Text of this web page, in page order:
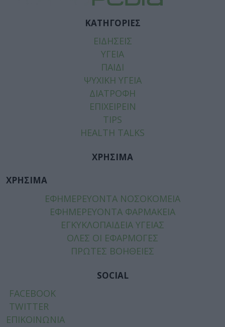
ΚΑΤΗΓΟΡΙΕΣ
ΕΙΔΗΣΕΙΣ
ΥΓΕΙΑ
ΠΑΙΔΙ
ΨΥΧΙΚΗ ΥΓΕΙΑ
ΔΙΑΤΡΟΦΗ
ΕΠΙΧΕΙΡΕΙΝ
TIPS
HEALTH TALKS
ΧΡΗΣΙΜΑ
ΧΡΗΣΙΜΑ
ΕΦΗΜΕΡΕΥΟΝΤΑ ΝΟΣΟΚΟΜΕΙΑ
ΕΦΗΜΕΡΕΥΟΝΤΑ ΦΑΡΜΑΚΕΙΑ
ΕΓΚΥΚΛΟΠΑΙΔΕΙΑ ΥΓΕΙΑΣ
ΟΛΕΣ ΟΙ ΕΦΑΡΜΟΓΕΣ
ΠΡΩΤΕΣ ΒΟΗΘΕΙΕΣ
SOCIAL
FACEBOOK
TWITTER
ΕΠΙΚΟΙΝΩΝΙΑ